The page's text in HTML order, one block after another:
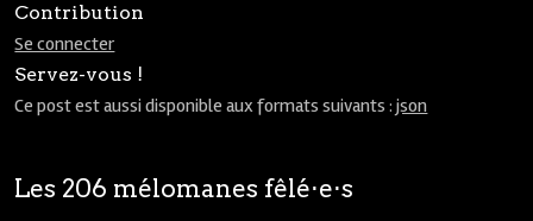
Contribution
Se connecter
Servez-vous !
Ce post est aussi disponible aux formats suivants :json
Les 206 mélomanes fêlé⋅e⋅s